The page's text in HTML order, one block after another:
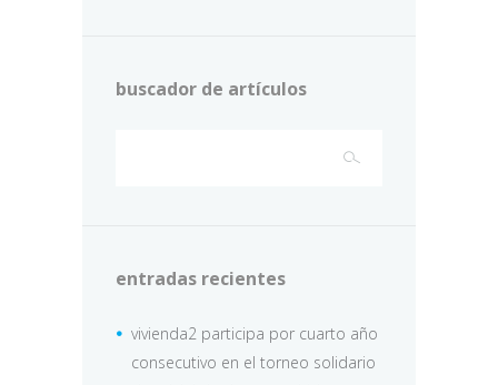
buscador de artículos
entradas recientes
vivienda2 participa por cuarto año
consecutivo en el torneo solidario